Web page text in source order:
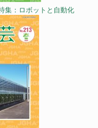
集：ロボットと自動化